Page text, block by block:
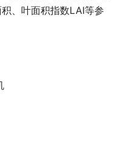
、叶面积指数LAI等参